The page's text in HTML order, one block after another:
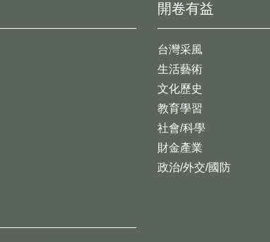
開卷有益
台灣采風
生活藝術
文化歷史
教育學習
社會/科學
財金產業
政治/外交/國防